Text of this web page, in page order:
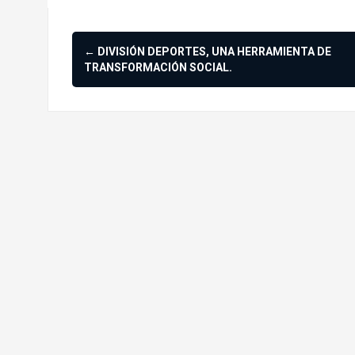
Navegación
de
← DIVISIÓN DEPORTES, UNA HERRAMIENTA DE
TRANSFORMACIÓN SOCIAL.